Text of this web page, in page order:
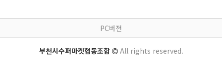
PC버전
부천시수퍼마켓협동조합 All rights reserved.